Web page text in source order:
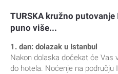
TURSKA kružno
puno više...
1. dan: dolazak u Istanbul
Nakon dolaska dočekat će Vas
do hotela. Noćenje na području